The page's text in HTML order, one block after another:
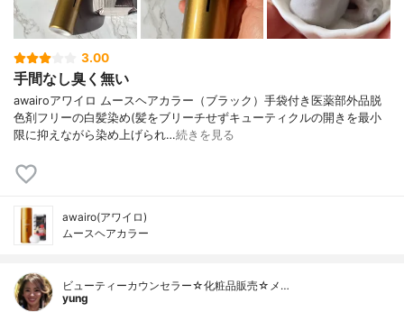
3.00
手間なし臭く無い
awairoアワイロ ムースヘアカラー（ブラック）手袋付き医薬部外品脱
色剤フリーの白髪染め(髪をブリーチせずキューティクルの開きを最小
限に抑えながら染め上げられ…続きを見る
awairo(アワイロ)
ムースヘアカラー
ビューティーカウンセラー☆化粧品販売☆メ…
yung